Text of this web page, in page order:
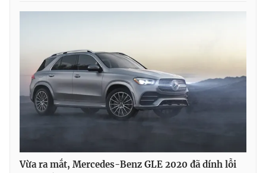
Thị trường 24h Tấm lòng Việt
VTV4 Vươn mình bằng AI
Liên hệ tòa soạn English
Vừa ra mắt, Mercedes-Benz GLE 2020 đã dính lỗi